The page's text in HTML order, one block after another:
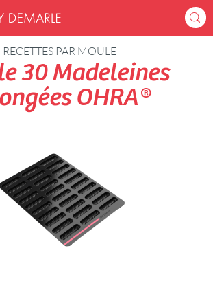
RECETTES PAR MOULE
30 Madeleines
OHRA®